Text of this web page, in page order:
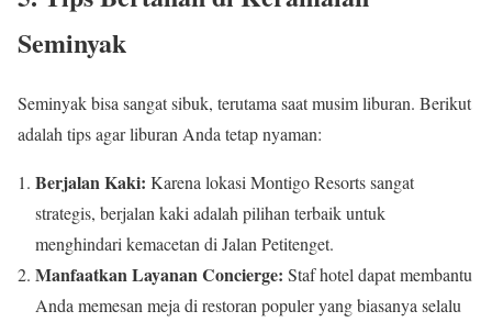
Seminyak
Seminyak bisa sangat sibuk, terutama saat musim liburan. Berikut
adalah tips agar liburan Anda tetap nyaman:
Berjalan Kaki: Karena lokasi Montigo Resorts sangat
strategis, berjalan kaki adalah pilihan terbaik untuk
menghindari kemacetan di Jalan Petitenget.
Manfaatkan Layanan Concierge: Staf hotel dapat membantu
Anda memesan meja di restoran populer yang biasanya selalu